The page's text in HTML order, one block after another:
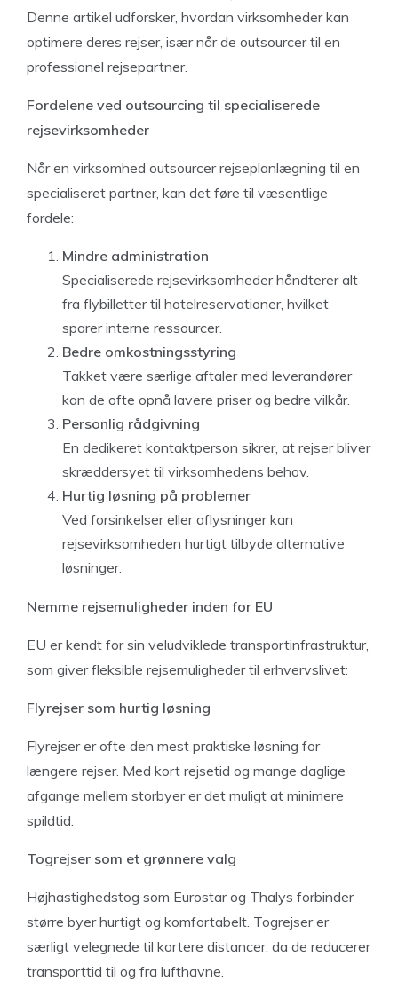
Denne artikel udforsker, hvordan virksomheder kan
optimere deres rejser, især når de outsourcer til en
professionel rejsepartner.
Fordelene ved outsourcing til specialiserede
rejsevirksomheder
Når en virksomhed outsourcer rejseplanlægning til en
specialiseret partner, kan det føre til væsentlige
fordele:
Mindre administration
Specialiserede rejsevirksomheder håndterer alt
fra flybilletter til hotelreservationer, hvilket
sparer interne ressourcer.
Bedre omkostningsstyring
Takket være særlige aftaler med leverandører
kan de ofte opnå lavere priser og bedre vilkår.
Personlig rådgivning
En dedikeret kontaktperson sikrer, at rejser bliver
skræddersyet til virksomhedens behov.
Hurtig løsning på problemer
Ved forsinkelser eller aflysninger kan
rejsevirksomheden hurtigt tilbyde alternative
løsninger.
Nemme rejsemuligheder inden for EU
EU er kendt for sin veludviklede transportinfrastruktur,
som giver fleksible rejsemuligheder til erhvervslivet:
Flyrejser som hurtig løsning
Flyrejser er ofte den mest praktiske løsning for
længere rejser. Med kort rejsetid og mange daglige
afgange mellem storbyer er det muligt at minimere
spildtid.
Togrejser som et grønnere valg
Højhastighedstog som Eurostar og Thalys forbinder
større byer hurtigt og komfortabelt. Togrejser er
særligt velegnede til kortere distancer, da de reducerer
transporttid til og fra lufthavne.